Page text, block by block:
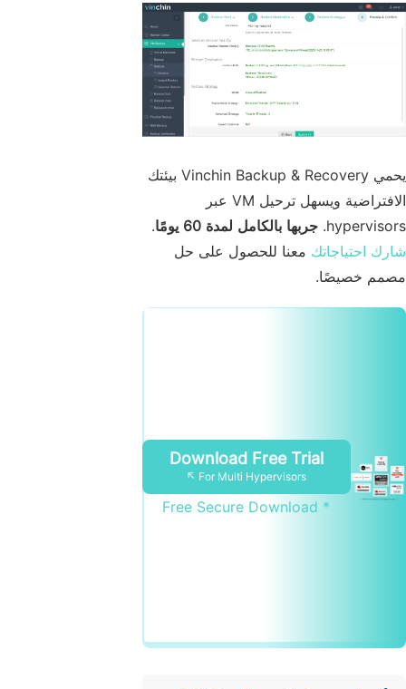
يحمي Vinchin Backup & Recovery بيئتك
الافتراضية ويسهل ترحيل VM عبر
hypervisors. جربها بالكامل لمدة 60 يومًا
.
شارك احتياجاتك معنا للحصول على حل
مصمم خصيصًا.
Download Free Trial
For Multi Hypervisors ↖
* Free Secure Download